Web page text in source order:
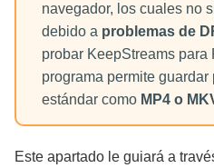
navegador, los cuales no
debido a problemas de
probar KeepStreams para
programa permite
estándar como MP4 o
Este apartado le guiará a